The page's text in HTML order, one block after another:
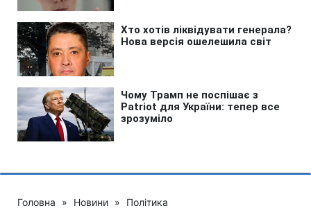
Головна » Новини » Політика